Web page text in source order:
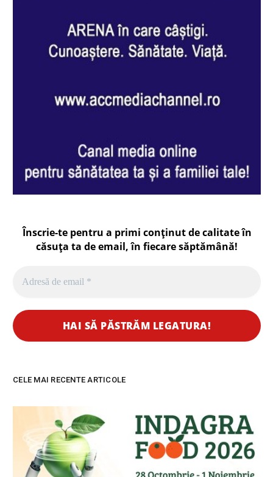
Înscrie-te pentru a primi conținut de calitate în
căsuța ta de email, în fiecaresăptămână!
CELE MAI RECENTE ARTICOLE